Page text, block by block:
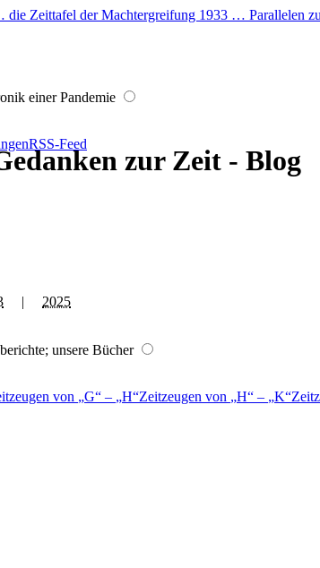
Zeittafel der Machtergreifung 1933 … Parallelen
einer Pandemie
RSS-Feed
| 2025
unsere Bücher
von G – H Zeitzeugen von H – K
zur Zeit - Blog